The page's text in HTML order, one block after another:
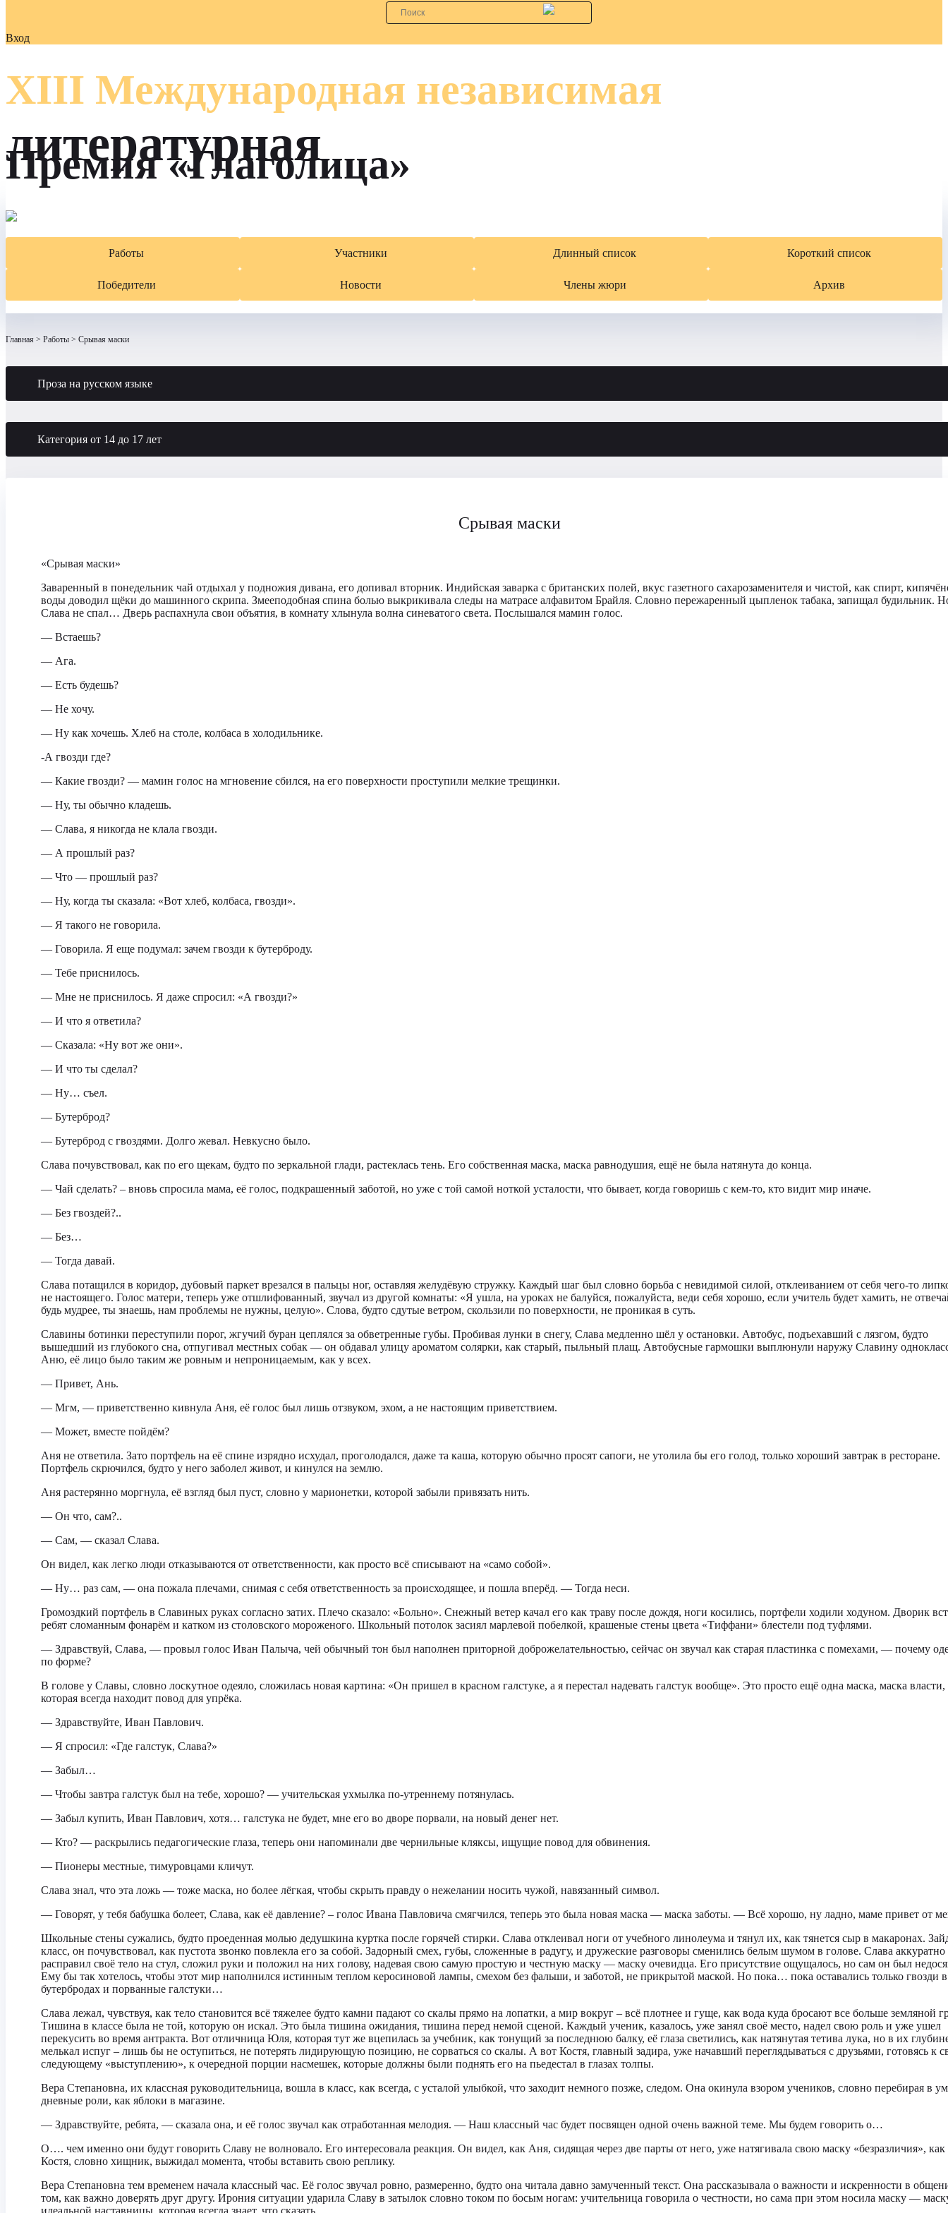
Вход
XIII Международная независимая
литературная
Премия «Глаголица»
Работы Участники Длинный список Короткий список
Победители Новости Члены жюри Архив
Главная Работы Срывая маски
Проза на русском языке
Категория от 14 до 17 лет
Срывая маски
«Срывая маски»
Заваренный в понедельник чай отдыхал у подножия дивана, его допивал вторник. Индийская заварка с британских полей, вкус газетного сахарозаменителя и чистой, как спирт,
воды доводил щёки до машинного скрипа. Змееподобная спина болью выкрикивала следы на матрасе алфавитом Брайля. Словно пережаренный цыпленок табака, запищал будильник.
Слава не спал… Дверь распахнула свои объятия, в комнату хлынула волна синеватого света. Послышался мамин голос.
— Встаешь?
— Ага.
— Есть будешь?
— Не хочу.
— Ну как хочешь. Хлеб на столе, колбаса в холодильнике.
-А гвозди где?
— Какие гвозди? — мамин голос на мгновение сбился, на его поверхности проступили мелкие трещинки.
— Ну, ты обычно кладешь.
— Слава, я никогда не клала гвозди.
— А прошлый раз?
— Что — прошлый раз?
— Ну, когда ты сказала: «Вот хлеб, колбаса, гвозди».
— Я такого не говорила.
— Говорила. Я еще подумал: зачем гвозди к бутерброду.
— Тебе приснилось.
— Мне не приснилось. Я даже спросил: «А гвозди?»
— И что я ответила?
— Сказала: «Ну вот же они».
— И что ты сделал?
— Ну… съел.
— Бутерброд?
— Бутерброд с гвоздями. Долго жевал. Невкусно было.
Слава почувствовал, как по его щекам, будто по зеркальной глади, растеклась тень. Его собственная маска, маска равнодушия, ещё не была натянута до конца.
— Чай сделать? – вновь спросила мама, её голос, подкрашенный заботой, но уже с той самой ноткой усталости, что бывает, когда говоришь с кем-то, кто видит мир иначе.
— Без гвоздей?..
— Без…
— Тогда давай.
Слава потащился в коридор, дубовый паркет врезался в пальцы ног, оставляя желудёвую стружку. Каждый шаг был словно борьба с невидимой силой, отклеиванием от себя чего-то
не настоящего. Голос матери, теперь уже отшлифованный, звучал из другой комнаты: «Я ушла, на уроках не балуйся, пожалуйста, веди себя хорошо, если учитель будет хамить, не
будь мудрее, ты знаешь, нам проблемы не нужны, целую». Слова, будто сдутые ветром, скользили по поверхности, не проникая в суть.
Славины ботинки переступили порог, жгучий буран цеплялся за обветренные губы. Пробивая лунки в снегу, Слава медленно шёл у остановки. Автобус, подъехавший с лязгом, будто
вышедший из глубокого сна, отпугивал местных собак — он обдавал улицу ароматом солярки, как старый, пыльный плащ. Автобусные гармошки выплюнули наружу Славину
Аню, её лицо было таким же ровным и непроницаемым, как у всех.
— Привет, Ань.
— Мгм, — приветственно кивнула Аня, её голос был лишь отзвуком, эхом, а не настоящим приветствием.
— Может, вместе пойдём?
Аня не ответила. Зато портфель на её спине изрядно исхудал, проголодался, даже та каша, которую обычно просят сапоги, не утолила бы его голод, только хороший завтрак в ресторане.
Портфель скрючился, будто у него заболел живот, и кинулся на землю.
Аня растерянно моргнула, её взгляд был пуст, словно у марионетки, которой забыли привязать нить.
— Он что, сам?..
— Сам, — сказал Слава.
Он видел, как легко люди отказываются от ответственности, как просто всё списывают на «само собой».
— Ну… раз сам, — она пожала плечами, снимая с себя ответственность за происходящее, и пошла вперёд. — Тогда неси.
Громоздкий портфель в Славиных руках согласно затих. Плечо сказало: «Больно». Снежный ветер качал его как траву после дождя, ноги косились, портфели ходили ходуном. Дворик
ребят сломанным фонарём и катком из столовского мороженого. Школьный потолок засиял марлевой побелкой, крашеные стены цвета «Тиффани» блестели под туфлями.
— Здравствуй, Слава, — провыл голос Иван Палыча, чей обычный тон был наполнен приторной доброжелательностью, сейчас он звучал как старая пластинка с помехами, — почему
по форме?
В голове у Славы, словно лоскутное одеяло, сложилась новая картина: «Он пришел в красном галстуке, а я перестал надевать галстук вообще». Это просто ещё одна маска, маска власти,
которая всегда находит повод для упрёка.
— Здравствуйте, Иван Павлович.
— Я спросил: «Где галстук, Слава?»
— Забыл…
— Чтобы завтра галстук был на тебе, хорошо? — учительская ухмылка по-утреннему потянулась.
— Забыл купить, Иван Павлович, хотя… галстука не будет, мне его во дворе порвали, на новый денег нет.
— Кто? — раскрылись педагогические глаза, теперь они напоминали две чернильные кляксы, ищущие повод для обвинения.
— Пионеры местные, тимуровцами кличут.
Слава знал, что эта ложь — тоже маска, но более лёгкая, чтобы скрыть правду о нежелании носить чужой, навязанный символ.
— Говорят, у тебя бабушка болеет, Слава, как её давление? – голос Ивана Павловича смягчился, теперь это была новая маска — маска заботы. — Всё хорошо, ну ладно, маме привет от
Школьные стены сужались, будто проеденная молью дедушкина куртка после горячей стирки. Слава отклеивал ноги от учебного линолеума и тянул их, как тянется сыр в макаронах.
класс, он почувствовал, как пустота звонко повлекла его за собой. Задорный смех, губы, сложенные в радугу, и дружеские разговоры сменились белым шумом в голове. Слава аккуратно
расправил своё тело на стул, сложил руки и положил на них голову, надевая свою самую простую и честную маску — маску очевидца. Его присутствие ощущалось, но сам он был
Ему бы так хотелось, чтобы этот мир наполнился истинным теплом керосиновой лампы, смехом без фальши, и заботой, не прикрытой маской. Но пока… пока оставались только гвозди в
бутербродах и порванные галстуки…
Слава лежал, чувствуя, как тело становится всё тяжелее будто камни падают со скалы прямо на лопатки, а мир вокруг – всё плотнее и гуще, как вода куда бросают все больше земляной
Тишина в классе была не той, которую он искал. Это была тишина ожидания, тишина перед немой сценой. Каждый ученик, казалось, уже занял своё место, надел свою роль и уже ушел
перекусить во время антракта. Вот отличница Юля, которая тут же вцепилась за учебник, как тонущий за последнюю балку, её глаза светились, как натянутая тетива лука, но в их
мелькал испуг – лишь бы не оступиться, не потерять лидирующую позицию, не сорваться со скалы. А вот Костя, главный задира, уже начавший переглядываться с друзьями, готовясь к
следующему «выступлению», к очередной порции насмешек, которые должны были поднять его на пьедестал в глазах толпы.
Вера Степановна, их классная руководительница, вошла в класс, как всегда, с усталой улыбкой, что заходит немного позже, следом. Она окинула взором учеников, словно перебирая в
дневные роли, как яблоки в магазине.
— Здравствуйте, ребята, — сказала она, и её голос звучал как отработанная мелодия. — Наш классный час будет посвящен одной очень важной теме. Мы будем говорить о…
О…. чем именно они будут говорить Славу не волновало. Его интересовала реакция. Он видел, как Аня, сидящая через две парты от него, уже натягивала свою маску «безразличия», как
Костя, словно хищник, выжидал момента, чтобы вставить свою реплику.
Вера Степановна тем временем начала классный час. Её голос звучал ровно, размеренно, будто она читала давно замученный текст. Она рассказывала о важности и искренности в
том, как важно доверять друг другу. Ирония ситуации ударила Славу в затылок словно током по босым ногам: учительница говорила о честности, но сама при этом носила маску —
идеальной наставницы, которая всегда знает, что сказать.